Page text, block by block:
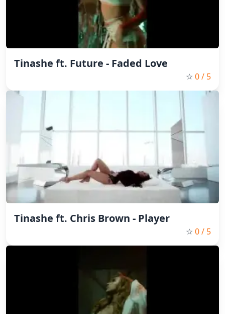
Tinashe ft. Future - Faded Love
☆ 0/ 5
Tinashe ft. Chris Brown - Player
☆ 0/ 5